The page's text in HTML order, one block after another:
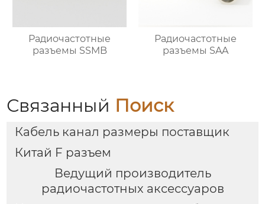
Радиочастотные
разъемы SSMB
Радиочастотные
разъемы SAA
Связанный Поиск
Кабель канал размеры поставщик
Китай F разъем
Ведущий производитель
радиочастотных аксессуаров